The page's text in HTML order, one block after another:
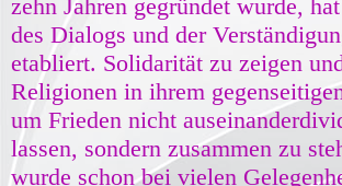
zehn Jahren gegründet wurde,
des Dialogs und der
etabliert. Solidarität zu zeigen
Religionen in ihrem
um Frieden nicht
lassen, sondern zusammen zu
wurde schon bei vielen